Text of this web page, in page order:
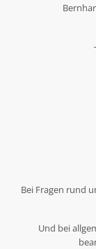
Bei Fragen rund
Und bei